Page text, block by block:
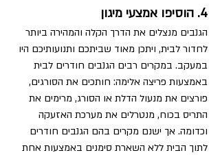
4. הוסיפו אמצעי מיגון
הגנבים מנצלים את הדרך הקלה והמהירה ביותר
לחדור לבית, ויתכן מאוד שביתכם ותנועותיכם היו
במעקב. במקרים רבים הגנבים חודרים לבית
באמצעות פריצה אלימה: חותכים את הסורגים,
פורצים את מנעול הדלת או הסורג, מרימים את
התריס בכוח, מנטרלים את מערכת האזעקה
וכדומה. אך ישנם מקרים בהם הגנבים חודרים
לתוך הבית ללא השארת סימנים באמצעות אחת